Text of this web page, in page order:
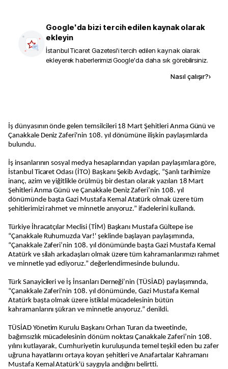
Google'da bizi tercih edilen kaynak olarak
ekleyin
İstanbul Ticaret Gazetesi'i tercih edilen kaynak olarak
ekleyerek haberlerimizi Google'da daha sık görebilirsiniz.
Nasıl çalışır?›
İş dünyasının önde gelen temsilcileri 18 Mart Şehitleri Anma Günü ve
Çanakkale Deniz Zaferi'nin 108. yıl dönümüne ilişkin paylaşımlarda
bulundu.
İş insanlarının sosyal medya hesaplarından yapılan paylaşımlara göre,
İstanbul Ticaret Odası (İTO) Başkanı Şekib Avdagiç, “Şanlı tarihimize
inanç, azim ve yiğitlikle örülmüş bir destan olarak yazılan 18 Mart
Şehitleri Anma Günü ve Çanakkale Deniz Zaferi’nin 108. yıl
dönümünde başta Gazi Mustafa Kemal Atatürk olmak üzere tüm
şehitlerimizi rahmet ve minnetle anıyoruz.” ifadelerini kullandı.
Türkiye İhracatçılar Meclisi (TİM) Başkanı Mustafa Gültepe ise
“Çanakkale Ruhumuzda Var!' şeklinde başlayan paylaşımında,
“Çanakkale Zaferi’nin 108. yıl dönümünde başta Gazi Mustafa Kemal
Atatürk ve silah arkadaşları olmak üzere tüm kahramanlarımızı rahmet
ve minnetle yad ediyoruz.” değerlendirmesinde bulundu.
Türk Sanayicileri ve İş İnsanları Derneği’nin (TÜSİAD) paylaşımında,
“Çanakkale Zaferi'nin 108. yıl dönümünde, Gazi Mustafa Kemal
Atatürk başta olmak üzere istiklal mücadelesinin bütün
kahramanlarını şükran ve minnetle anıyoruz.” denildi.
TÜSİAD Yönetim Kurulu Başkanı Orhan Turan da tweetinde,
bağımsızlık mücadelesinin dönüm noktası Çanakkale Zaferi’nin 108.
yılını kutlayarak, Cumhuriyetin kuruluşunda temel teşkil eden bu zafer
uğruna hayatlarını ortaya koyan şehitleri ve Anafartalar Kahramanı
Mustafa Kemal Atatürk'ü saygıyla andığını belirtti.